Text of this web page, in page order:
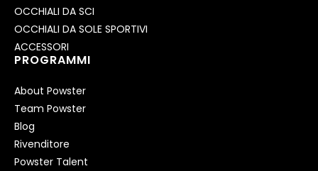
OCCHIALI DA SCI
OCCHIALI DA SOLE SPORTIVI
ACCESSORI
PROGRAMMI
About Powster
Team Powster
Blog
Rivenditore
Powster Talent